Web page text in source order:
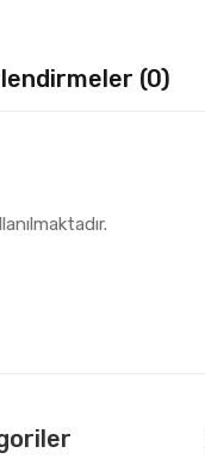
(0)